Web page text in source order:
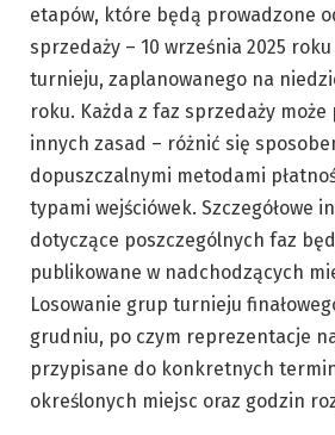
etapów, które będą prowadzone
sprzedaży – 10 września 2025
turnieju, zaplanowanego na
roku. Każda z faz sprzedaży może
innych zasad – różnić się
dopuszczalnymi metodami
typami wejściówek. Szczegółowe
dotyczące poszczególnych faz
publikowane w nadchodzących
Losowanie grup turnieju
grudniu, po czym reprezentacje
przypisane do konkretnych
określonych miejsc oraz godzin